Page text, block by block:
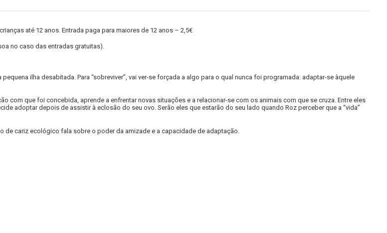
até 12 anos. Entrada paga para maiores de 12 anos – 2,5€
no caso das entradas gratuitas).
ilha desabitada. Para “sobreviver”, vai ver-se forçada a algo para o qual nunca foi programada: adaptar-se àquele
com que foi concebida, aprende a enfrentar novas situações e a relacionar-se com os animais com que se cruza. Entre eles
adoptar depois de assistir à eclosão do seu ovo. Serão eles que estarão do seu lado quando Roz perceber que a “vida”
de cariz ecológico fala sobre o poder da amizade e a capacidade de adaptação.